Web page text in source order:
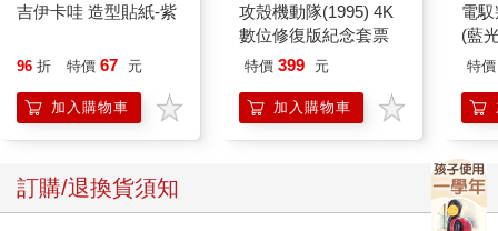
吉伊卡哇 造型貼紙-紫
96 折 特價 67 元
加入購物車
攻殼機動隊(1995) 4K
數位修復版紀念套票
特價 399 元
加入購物車
電
(藍
特價
訂購/退換貨須知